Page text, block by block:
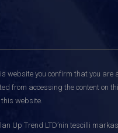
website you confirm that you
from accessing the content
website.
Up Trend LTD’nin tescilli